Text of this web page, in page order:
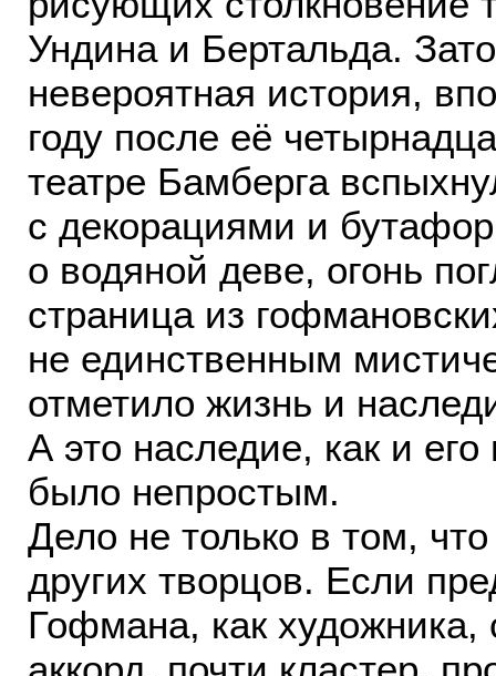
Ундина и Бертальда.
невероятная история,
году после её
театре Бамберга
с декорациями и
о водяной деве, огонь
страница из
не единственным
отметило жизнь и
А это наследие, как и
было непростым.
Дело не только в том,
других творцов. Если
Гофмана, как